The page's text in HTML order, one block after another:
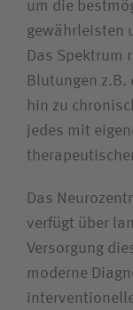
Journalistin
um die
gewährleisten
Das Spektrum
Blutungen
hin zu
jedes mit
Das
verfügt über
Versorgung
moderne